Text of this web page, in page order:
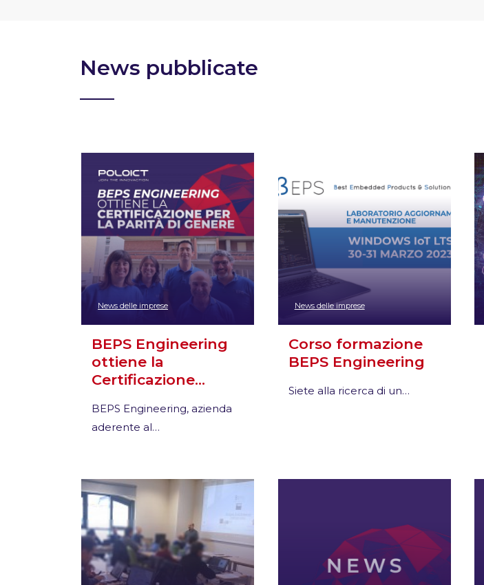
News pubblicate
News delle imprese
BEPS Engineering
ottiene la
Certificazione…
BEPS Engineering, azienda
aderente al…
News delle imprese
Corso formazione
BEPS Engineering
Siete alla ricerca di un…